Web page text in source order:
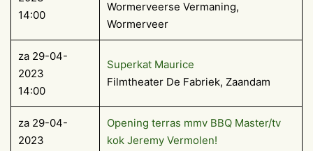
14:00
Wormerveerse Vermaning,
Wormerveer
za 29-04-
2023
14:00
Superkat Maurice
Filmtheater De Fabriek, Zaandam
za 29-04-
2023
Opening terras mmv BBQ Master/tv
kok Jeremy Vermolen!